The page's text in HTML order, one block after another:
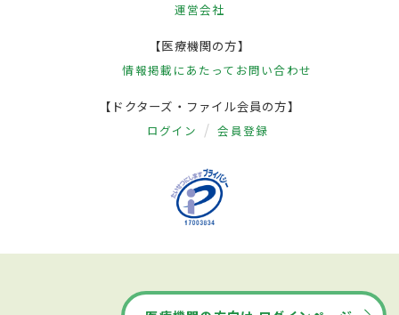
運営会社
【医療機関の方】
情報掲載にあたって お問い合わせ
【ドクターズ・ファイル会員の方】
ログイン 会員登録